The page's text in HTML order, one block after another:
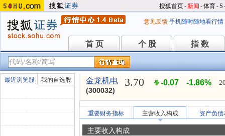
搜狐首页-新闻 -体育-S
意见反馈 手机随时随地看行情
首 页
首 页 个 股
个 股 指 数
指 数
最近浏览股 我的自选股 金龙机电
(300032)
3.70 -0.07 -1.86%
重要财务指标 主营收入构成 资产负债
主要收入构成